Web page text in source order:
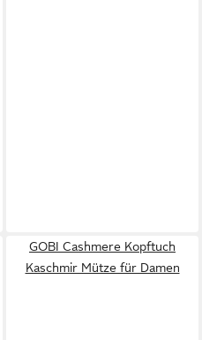
GOBI Cashmere Kopftuch
Kaschmir Mütze für Damen